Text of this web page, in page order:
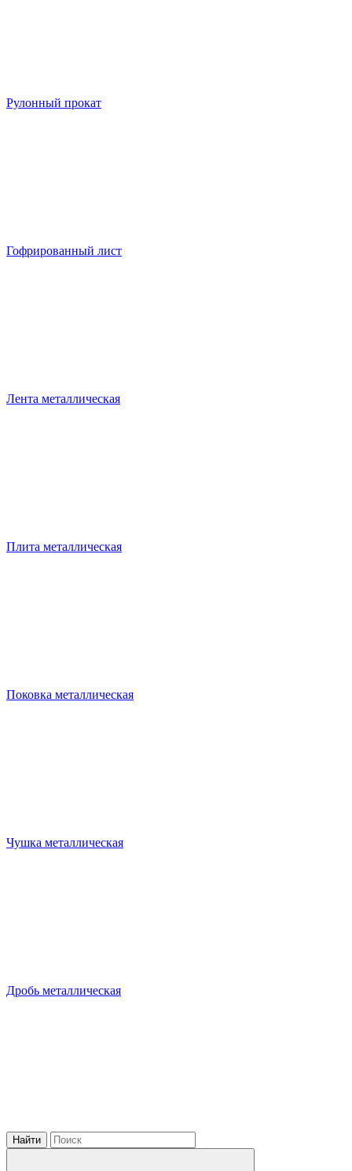
Рулонный прокат
Гофрированный лист
Лента металлическая
Плита металлическая
Поковка металлическая
Чушка металлическая
Дробь металлическая
Найти